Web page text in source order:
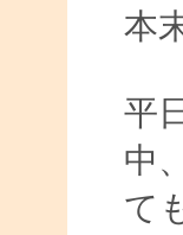
本
平
中
て